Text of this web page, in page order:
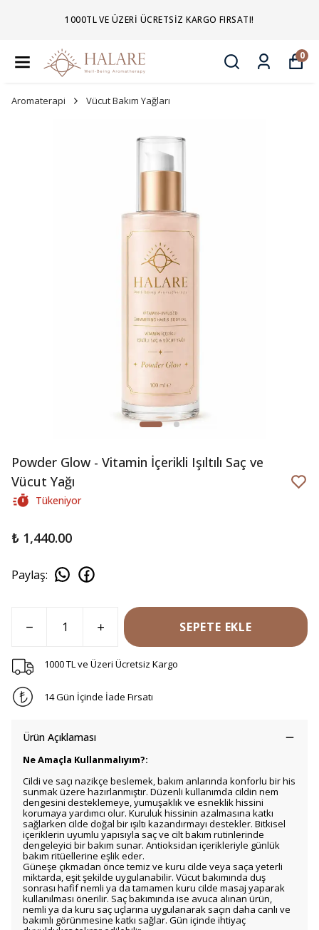
1000TL VE ÜZERI ÜCRETSIZ KARGO FIRSATI!
0
Aromaterapi Vücut Bakım Yağları
Powder Glow - Vitamin İçerikli Işıltılı Saç ve
Vücut Yağı
Tükeniyor
₺ 1,440.00
Paylaş:
SEPETE EKLE
1000 TL ve Üzeri Ücretsiz Kargo
14 Gün İçinde İade Fırsatı
Ürün Açıklaması
Ne Amaçla Kullanmalıyım?:
Cildi ve saçı nazikçe beslemek, bakım anlarında konforlu bir his
sunmak üzere hazırlanmıştır. Düzenli kullanımda cildin nem
dengesini desteklemeye, yumuşaklık ve esneklik hissini
korumaya yardımcı olur. Kuruluk hissinin azalmasına katkı
sağlarken cilde doğal bir ışıltı kazandırmayı destekler. Bitkisel
içeriklerin uyumlu yapısıyla saç ve cilt bakım rutinlerinde
dengeleyici bir bakım sunar. Antioksidan içerikleriyle günlük
bakım ritüellerine eşlik eder.
Güneşe çıkmadan önce temiz ve kuru cilde veya saça yeterli
miktarda, eşit şekilde uygulanabilir. Vücut bakımında duş
sonrası hafif nemli ya da tamamen kuru cilde masaj yaparak
kullanılması önerilir. Saç bakımında ise avuca alınan ürün,
nemli ya da kuru saç uçlarına uygulanarak saçın daha canlı ve
bakımlı görünmesine katkı sağlar. Gün içinde ihtiyaç